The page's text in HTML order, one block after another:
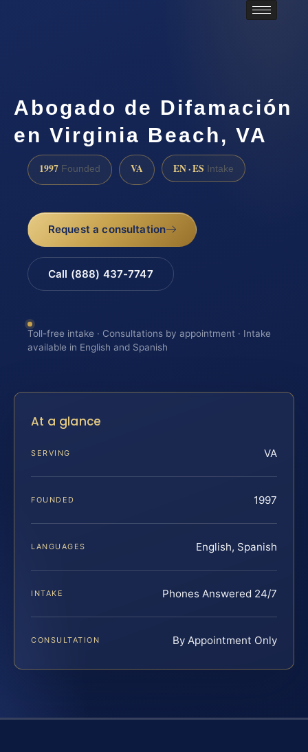
Abogado de Difamación
en Virginia Beach, VA
1997 Founded VA EN · ES Intake
Request a consultation
Call (888) 437-7747
Toll-free intake · Consultations by appointment · Intake
available in English and Spanish
At a glance
SERVING VA
FOUNDED 1997
LANGUAGES English, Spanish
INTAKE Phones Answered 24/7
CONSULTATION By Appointment Only